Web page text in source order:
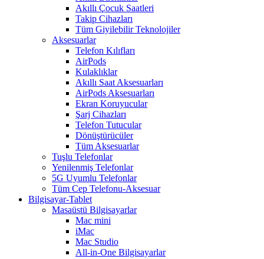
Akıllı Çocuk Saatleri
Takip Cihazları
Tüm Giyilebilir Teknolojiler
Aksesuarlar
Telefon Kılıfları
AirPods
Kulaklıklar
Akıllı Saat Aksesuarları
AirPods Aksesuarları
Ekran Koruyucular
Şarj Cihazları
Telefon Tutucular
Dönüştürücüler
Tüm Aksesuarlar
Tuşlu Telefonlar
Yenilenmiş Telefonlar
5G Uyumlu Telefonlar
Tüm Cep Telefonu-Aksesuar
Bilgisayar-Tablet
Masaüstü Bilgisayarlar
Mac mini
iMac
Mac Studio
All-in-One Bilgisayarlar